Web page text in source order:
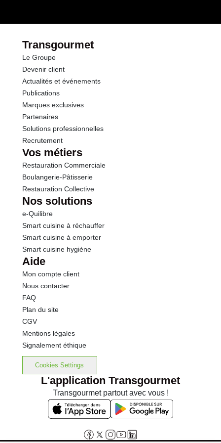
Protéines
Sel
Transgourmet
Le Groupe
Devenir client
Actualités et événements
Publications
Marques exclusives
Partenaires
Solutions professionnelles
Recrutement
Vos métiers
Restauration Commerciale
Boulangerie-Pâtisserie
Restauration Collective
Nos solutions
e-Quilibre
Smart cuisine à réchauffer
Smart cuisine à emporter
Smart cuisine hygiène
Aide
Mon compte client
Nous contacter
FAQ
Plan du site
CGV
Mentions légales
Signalement éthique
Cookies Settings
L'application Transgourmet
Transgourmet partout avec vous !